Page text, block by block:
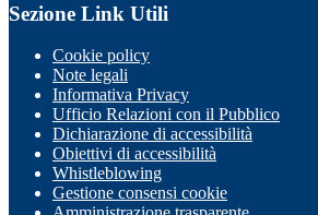
Sezione Link Utili
Cookie policy
Note legali
Informativa Privacy
Ufficio Relazioni con il Pubblico
Dichiarazione di accessibilità
Obiettivi di accessibilità
Whistleblowing
Gestione consensi cookie